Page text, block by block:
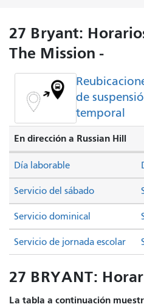
27 Bryant:
The Mission -
de
temporal
En dirección a Russian Hill
Servicio del sábado
Servicio dominical
Día laborable
Servicio de jornada escolar
27 BRYANT:
La tabla a continuación